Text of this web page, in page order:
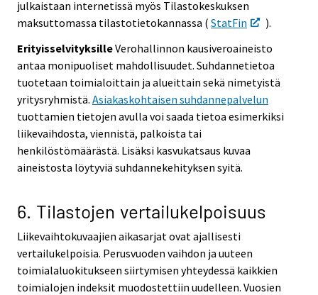
julkaistaan internetissä myös Tilastokeskuksen
maksuttomassa tilastotietokannassa ( StatFin
).
ErityisselvityksilleVerohallinnon kausiveroaineisto
antaa monipuoliset mahdollisuudet. Suhdannetietoa
tuotetaan toimialoittain ja alueittain sekä nimetyistä
yritysryhmistä. Asiakaskohtaisen suhdannepalvelun
tuottamien tietojen avulla voi saada tietoa esimerkiksi
liikevaihdosta, viennistä, palkoista tai
henkilöstömäärästä. Lisäksi kasvukatsaus kuvaa
aineistosta löytyviä suhdannekehityksen syitä.
6. Tilastojen vertailukelpoisuus
Liikevaihtokuvaajien aikasarjat ovat ajallisesti
vertailukelpoisia. Perusvuoden vaihdon ja uuteen
toimialaluokitukseen siirtymisen yhteydessä kaikkien
toimialojen indeksit muodostettiin uudelleen. Vuosien